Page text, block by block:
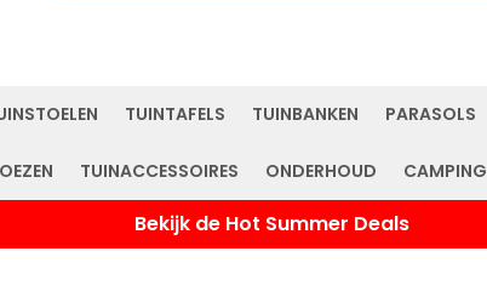
TUINTAFELS TUINBANKEN PARASOLS
TUINACCESSOIRES ONDERHOUD CAMPING
Bekijk de Hot Summer Deals